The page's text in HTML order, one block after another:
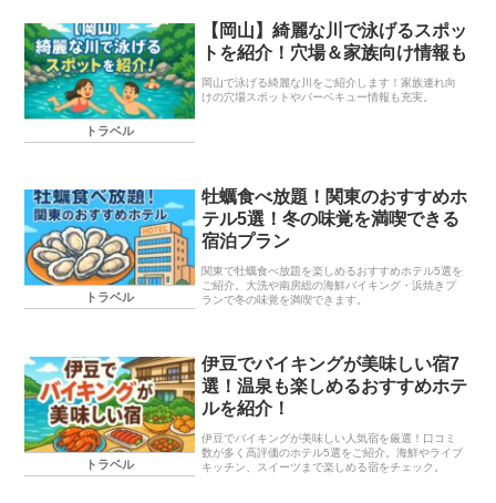
トラベル
【岡山】綺麗な川で泳げるスポッ
トを紹介！穴場＆家族向け情報も
岡山で泳げる綺麗な川をご紹介します！家族連れ向
けの穴場スポットやバーベキュー情報も充実。
トラベル
牡蠣食べ放題！関東のおすすめホ
テル5選！冬の味覚を満喫できる
宿泊プラン
関東で牡蠣食べ放題を楽しめるおすすめホテル5選を
ご紹介。大洗や南房総の海鮮バイキング・浜焼きプ
ランで冬の味覚を満喫できます。
トラベル
伊豆でバイキングが美味しい宿7
選！温泉も楽しめるおすすめホテ
ルを紹介！
伊豆でバイキングが美味しい人気宿を厳選！口コミ
数が多く高評価のホテル5選をご紹介。海鮮やライブ
キッチン、スイーツまで楽しめる宿をチェック。